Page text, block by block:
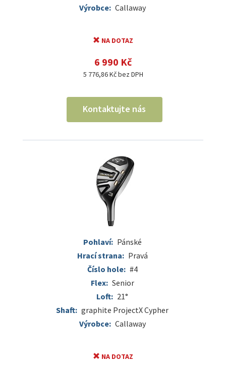
Výrobce: Callaway
NA DOTAZ
6 990 Kč
5 776,86 Kč bez DPH
Kontaktujte nás
Pohlaví: Pánské
Hrací strana: Pravá
Číslo hole: #4
Flex: Senior
Loft: 21°
Shaft: graphite ProjectX Cypher
Výrobce: Callaway
NA DOTAZ